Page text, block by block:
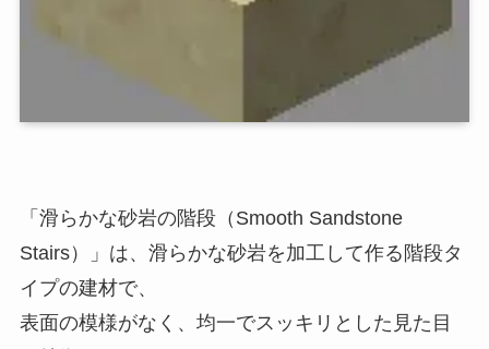
「滑らかな砂岩の階段（Smooth Sandstone
Stairs）」は、滑らかな砂岩を加工して作る階段タ
イプの建材で、
表面の模様がなく、均一でスッキリとした見た目